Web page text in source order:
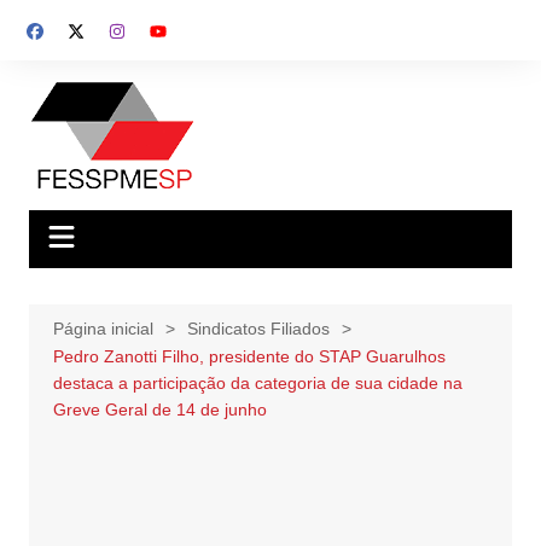
para
conteúdo
Página inicial
Sindicatos Filiados
Pedro Zanotti Filho, presidente do STAP Guarulhos
destaca a participação da categoria de sua cidade na
Greve Geral de 14 de junho